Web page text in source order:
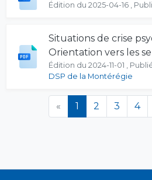
Édition du 2025-04-16 ,
Situations de crise
Orientation vers les
Édition du 2024-11-01 ,
DSP de la Montérégie
« 1 (en cours)
2 3 4